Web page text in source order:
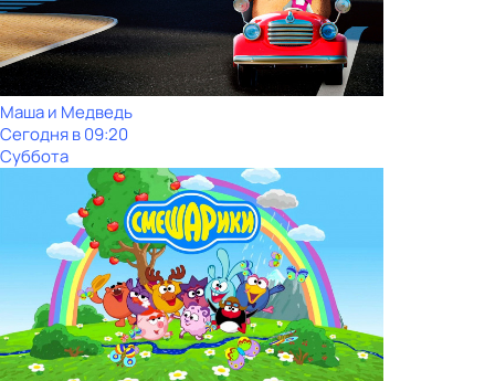
Маша и Медведь
Сегодня в 09:20
Суббота